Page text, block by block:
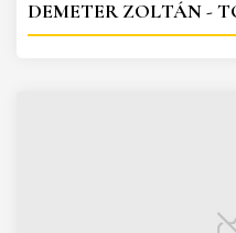
DEMETER ZOLTÁN -